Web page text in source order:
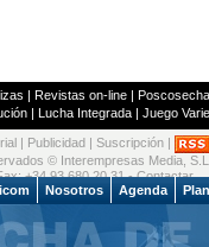
| Revistas on-line| Poscosecha
| Lucha Integrada| Juego
Publicidad Suscripción
© Interempresas Media,
+34 93 680 20 31 -Contactar
Nosotros Agenda